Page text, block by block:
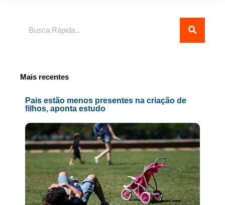
Mais recentes
Pais estão menos presentes na criação de
filhos, aponta estudo